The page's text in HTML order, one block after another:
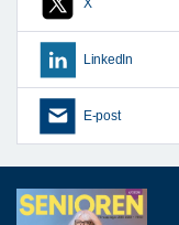
X
LinkedIn
E-post